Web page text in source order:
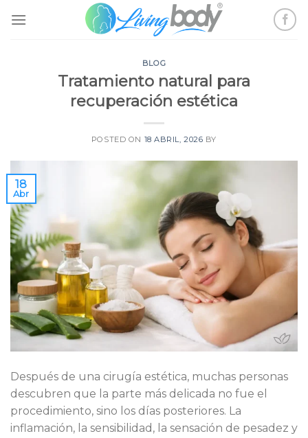
BLOG
Tratamiento natural para
recuperación estética
POSTED ON 18 ABRIL, 2026 BY
18
Abr
Después de una cirugía estética, muchas personas
descubren que la parte más delicada no fue el
procedimiento, sino los días posteriores. La
inflamación, la sensibilidad, la sensación de pesadez y